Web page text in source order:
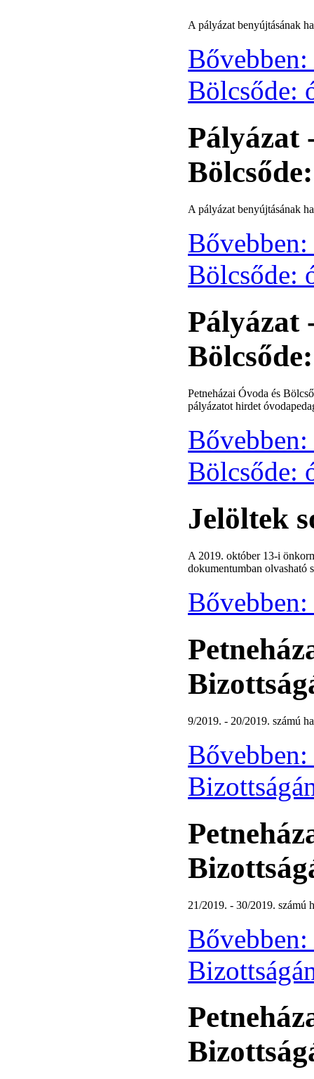
A pályázat benyújtásának
Bővebben:
Bölcsőde:
Pályázat
A pályázat benyújtásának
Bővebben:
Bölcsőde:
Pályázat
Petneházai Óvoda és
pályázatot hirdet
Bővebben:
Bölcsőde:
Jelöltek
A 2019. október 13-i
dokumentumban olvasható
9/2019. - 20/2019. számú
21/2019. - 30/2019. számú